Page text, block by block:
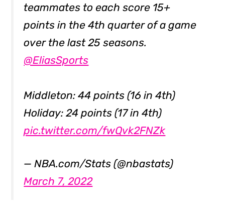
teammates to each score 15+
points in the 4th quarter of a game
over the last 25 seasons.
@EliasSports
Middleton: 44 points (16 in 4th)
Holiday: 24 points (17 in 4th)
pic.twitter.com/fwQvk2FNZk
— NBA.com/Stats (@nbastats)
March 7, 2022